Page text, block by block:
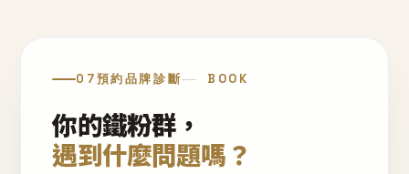
07預約品牌診斷 BOOK
你的鐵粉群，
遇到什麼問題嗎？